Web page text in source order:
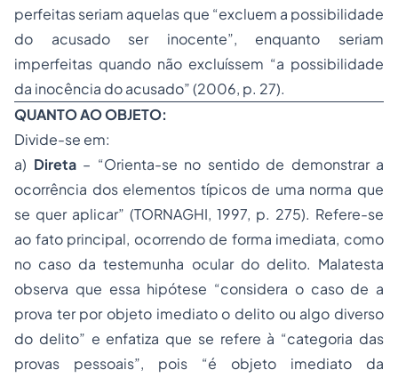
perfeitas seriam aquelas que “excluem a possibilidade
do acusado ser inocente”, enquanto seriam
imperfeitas quando não excluíssem “a possibilidade
da inocência do acusado” (2006, p. 27).
QUANTO AO OBJETO:
Divide-se em:
a) Direta– “Orienta-se no sentido de demonstrar a
ocorrência dos elementos típicos de uma norma que
se quer aplicar” (TORNAGHI, 1997, p. 275). Refere-se
ao fato principal, ocorrendo de forma imediata, como
no caso da testemunha ocular do delito. Malatesta
observa que essa hipótese “considera o caso de a
prova ter por objeto imediato o delito ou algo diverso
do delito” e enfatiza que se refere à “categoria das
provas pessoais”, pois “é objeto imediato da